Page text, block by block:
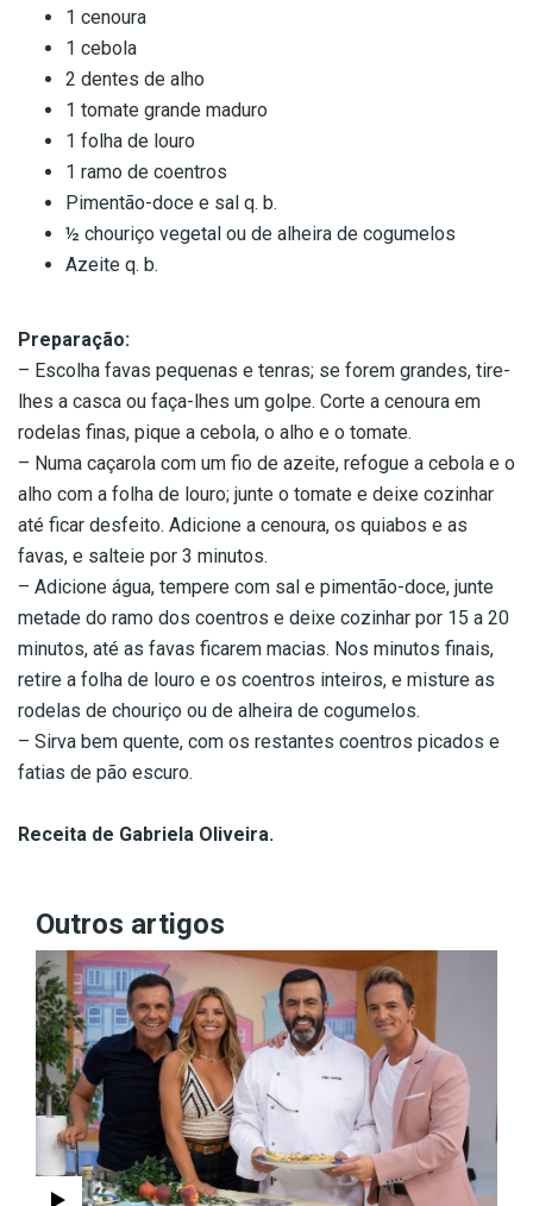
1 cenoura
1 cebola
2 dentes de alho
1 tomate grande maduro
1 folha de louro
1 ramo de coentros
Pimentão-doce e sal q. b.
½ chouriço vegetal ou de alheira de cogumelos
Azeite q. b.
Preparação:
– Escolha favas pequenas e tenras; se forem grandes, tire-
lhes a casca ou faça-lhes um golpe. Corte a cenoura em
rodelas finas, pique a cebola, o alho e o tomate.
– Numa caçarola com um fio de azeite, refogue a cebola e o
alho com a folha de louro; junte o tomate e deixe cozinhar
até ficar desfeito. Adicione a cenoura, os quiabos e as
favas, e salteie por 3 minutos.
– Adicione água, tempere com sal e pimentão-doce, junte
metade do ramo dos coentros e deixe cozinhar por 15 a 20
minutos, até as favas ficarem macias. Nos minutos finais,
retire a folha de louro e os coentros inteiros, e misture as
rodelas de chouriço ou de alheira de cogumelos.
– Sirva bem quente, com os restantes coentros picados e
fatias de pão escuro.
Receita de Gabriela Oliveira.
Outros artigos